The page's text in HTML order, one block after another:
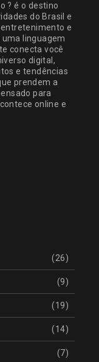
? é o destino
do Brasil e
e
linguagem
conecta você
digital,
e tendências
prendem a
para
online e
(26)
(9)
(19)
(14)
(7)